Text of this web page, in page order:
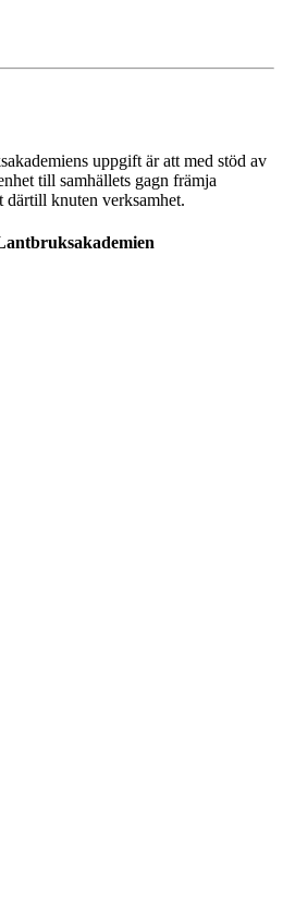
uppgift är att med stöd av
till samhällets gagn främja
knuten verksamhet.